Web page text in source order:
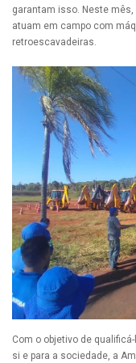
garantam isso. Neste
atuam em campo com
retroescavadeiras.
Com o objetivo de
si e para a sociedade, a